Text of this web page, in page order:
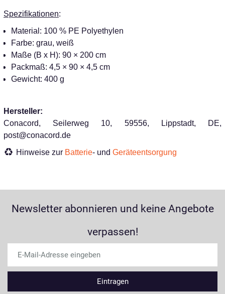
Spezifikationen:
Material: 100 % PE Polyethylen
Farbe: grau, weiß
Maße (B x H): 90 × 200 cm
Packmaß: 4,5 × 90 × 4,5 cm
Gewicht: 400 g
Hersteller:
Conacord, Seilerweg 10, 59556, Lippstadt, DE,
post@conacord.de
Hinweise zur Batterie- und Geräteentsorgung
Newsletter abonnieren und keine Angebote
verpassen!